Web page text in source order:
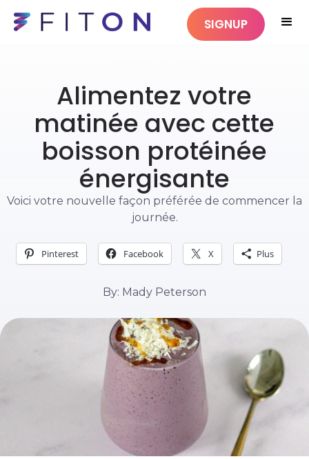
SIGNUP
Alimentez votre
matinée avec cette
boisson protéinée
énergisante
Voici votre nouvelle façon préférée de commencer la
journée.
Pinterest Facebook X Plus
By: Mady Peterson